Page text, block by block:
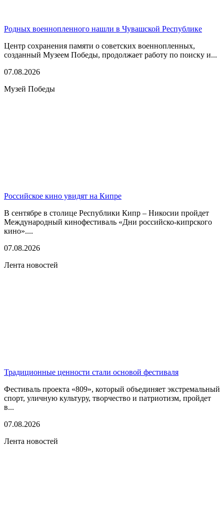
Родных военнопленного нашли в Чувашской Республике
Центр сохранения памяти о советских военнопленных,
созданный Музеем Победы, продолжает работу по поиску и...
07.08.2026
Музей Победы
Российское кино увидят на Кипре
В сентябре в столице Республики Кипр – Никосии пройдет
Международный кинофестиваль «Дни российско-кипрского
кино»....
07.08.2026
Лента новостей
Традиционные ценности стали основой фестиваля
Фестиваль проекта «809», который объединяет экстремальный
спорт, уличную культуру, творчество и патриотизм, пройдет
в...
07.08.2026
Лента новостей